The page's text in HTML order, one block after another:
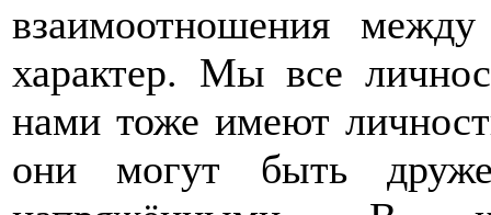
взаимоотношения
характер. Мы все
нами тоже имеют
они могут быть